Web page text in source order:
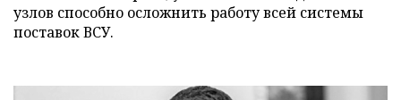
узлов способно осложнить работу всей системы
поставок ВСУ.